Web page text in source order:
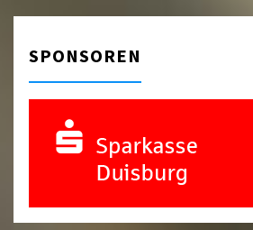
2015"
SPONSOREN